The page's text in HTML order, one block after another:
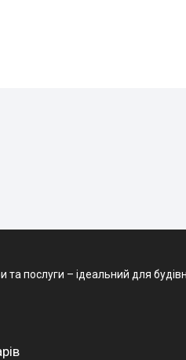
послуги – ідеальний для